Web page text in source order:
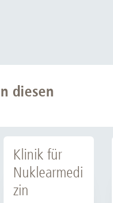
diesen
Klinik für
Nuklearmedi
zin